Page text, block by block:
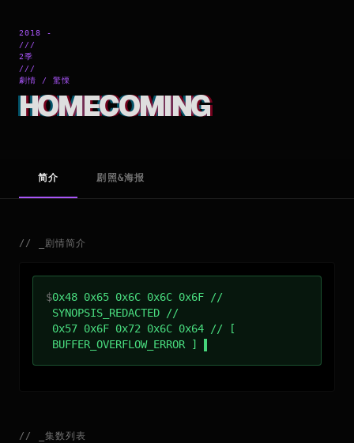
2018 -
///
2季
///
劇情 / 驚慄
HOMECOMING
简介 剧照&海报
// 剧情简介
$0x48 0x65 0x6C 0x6C 0x6F //
SYNOPSIS_REDACTED //
0x57 0x6F 0x72 0x6C 0x64 // [
BUFFER_OVERFLOW_ERROR ]
// 集数列表